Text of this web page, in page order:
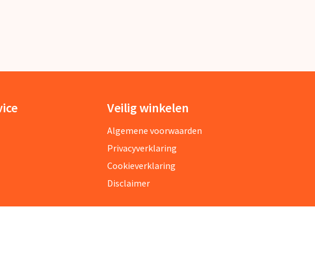
Veilig winkelen
Algemene voorwaarden
Privacyverklaring
Cookieverklaring
Disclaimer